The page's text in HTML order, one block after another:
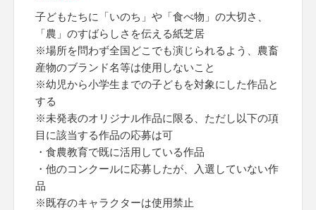
子どもたちに「いのち」や「食べ物」の大切さ、
「農」のすばらしさを伝える紙芝居
※場所を問わず全国どこでも演じられるよう、農畜
産物のブランド名等は使用しないこと
※幼児から小学生までの子どもを対象にした作品と
する
※未発表のオリジナル作品に限る、ただし以下の項
目に該当する作品の応募は可
・食農教育で既に活用している作品
・他のコンクールに応募したが、入選していない作
品
※既存のキャラクターは使用禁止